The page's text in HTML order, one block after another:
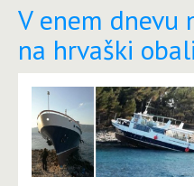
V enem dnevu
na hrvaški obali